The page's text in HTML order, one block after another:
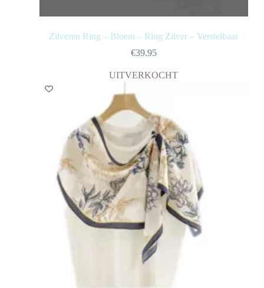
Zilveren Ring – Bloem – Ring Zilver – Verstelbaar
€39.95
UITVERKOCHT